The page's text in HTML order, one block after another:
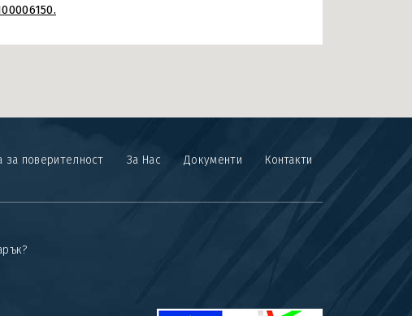
за поверителност За Нас Документи Контакти